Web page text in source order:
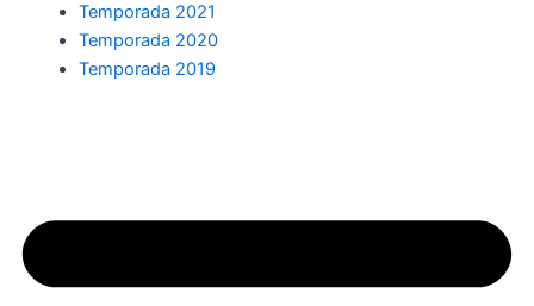
Temporada 2021
Temporada 2020
Temporada 2019